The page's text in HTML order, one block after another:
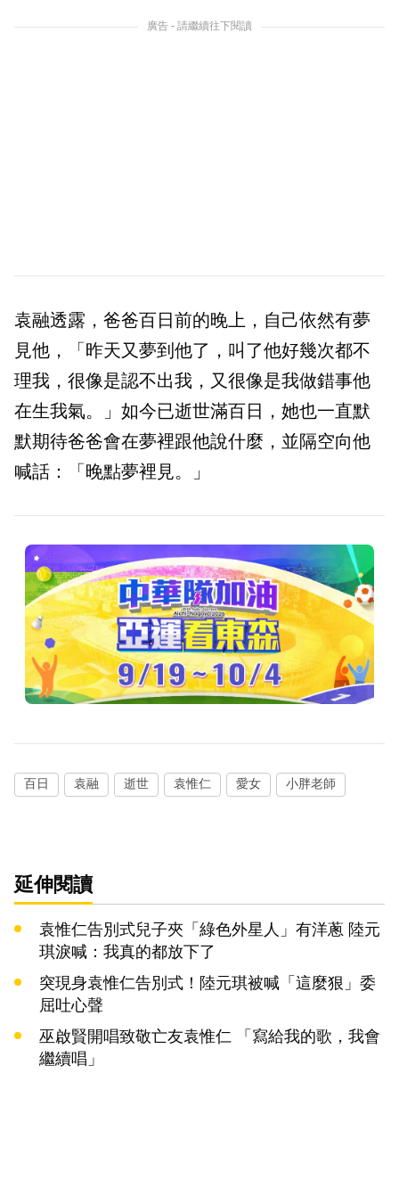
廣告 - 請繼續往下閱讀
袁融透露，爸爸百日前的晚上，自己依然有夢
見他，「昨天又夢到他了，叫了他好幾次都不
理我，很像是認不出我，又很像是我做錯事他
在生我氣。」如今已逝世滿百日，她也一直默
默期待爸爸會在夢裡跟他說什麼，並隔空向他
喊話：「晚點夢裡見。」
百日 袁融 逝世 袁惟仁 愛女 小胖老師
延伸閱讀
袁惟仁告別式兒子夾「綠色外星人」有洋蔥 陸元
琪淚喊：我真的都放下了
突現身袁惟仁告別式！陸元琪被喊「這麼狠」委
屈吐心聲
巫啟賢開唱致敬亡友袁惟仁 「寫給我的歌，我會
繼續唱」